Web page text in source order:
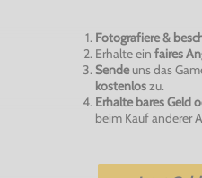
Fotografiere &
Erhalte ein faires
Sendeuns das
kostenloszu.
Erhalte bares Geld
beim Kauf anderer